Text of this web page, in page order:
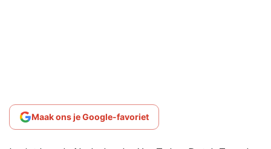
Maak ons je Google-favoriet